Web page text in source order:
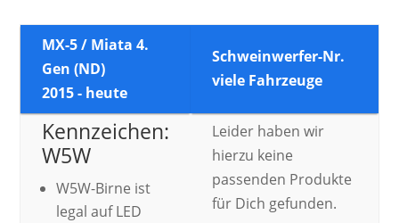
MX-5 / Miata 4.
Gen (ND)
2015 - heute
Schweinwerfer-Nr.
viele Fahrzeuge
Kennzeichen:
W5W
W5W-Birne ist
legal auf LED
Leider haben wir
hierzu keine
passenden Produkte
für Dich gefunden.